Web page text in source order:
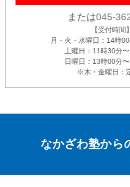
または045-
【受付時間】
月・火・水曜日：14時
土曜日：11時30分
日曜日：13時00分
※木・金曜日：
なかざわ塾から